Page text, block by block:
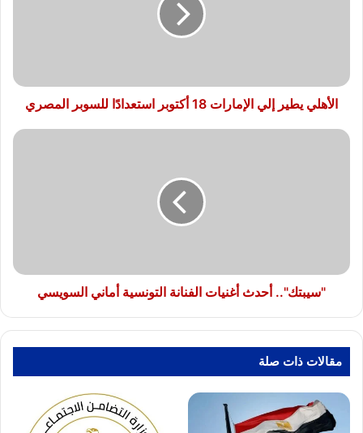
المصري
الأهلي يطير إلي الإمارات 18 أكتوبر استعدادًا للسوبر المصري
"سيبتك"..
"سيبتك".. أحدث أغنيات الفنانة التونسية أماني السويسي
مقالات ذات صلة